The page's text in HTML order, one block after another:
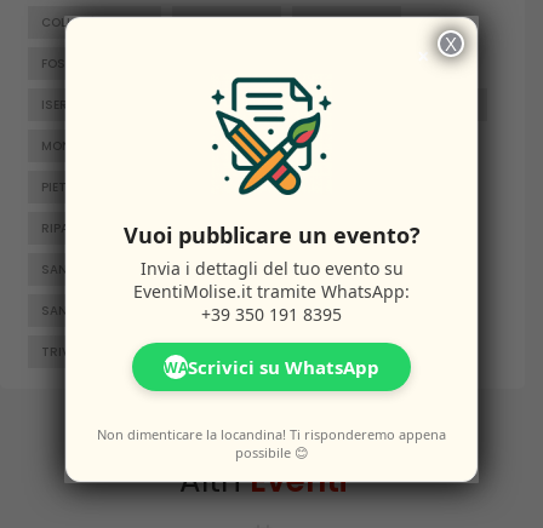
COLLE D'ANCHISE COLLETORTO FERRAZZANO
FOSSALTO GUARDIAREGIA
ISERNIA LARINO MACCHIAGODENA
MONTENERO DI BISACCIA ORATINO
PIETRABBONDANTE PIETRACATELLA
RIPALIMOSANI ROCCAMANDOLFI ROTELLO
SAN GIACOMO DEGLI SCHIAVONI SAN MASSIMO
SANTA CROCE DI MAGLIANO SEPINO TERMOLI
TRIVENTO VENAFRO
AltriEventi
×
Vuoi pubblicare un evento?
Invia i dettagli del tuo evento su
EventiMolise.it tramite WhatsApp:
+39 350 191 8395
WAScrivici su WhatsApp
Non dimenticare la locandina! Ti risponderemo appena
possibile 😊
X